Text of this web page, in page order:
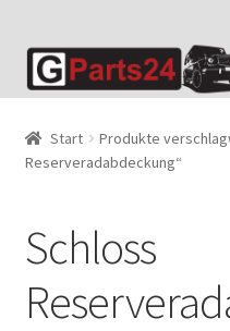
Zur
Navigation
Zum
Inhalt
Start
Produkte
Reserveradabdeckung“
Schloss